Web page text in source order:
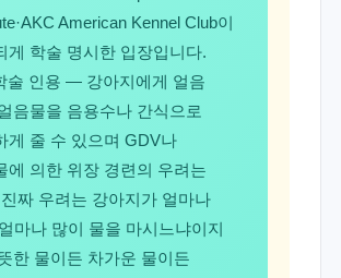
American Kennel Club이
게 학술 명시한 입장입니다.
술 인용 — 강아지에게 얼음
음물을 음용수나 간식으로
게 줄 수 있으며 GDV나
에 의한 위장 경련의 우려는
짜 우려는 강아지가 얼마나
마나 많이 물을 마시느냐이지
한 물이든 차가운 물이든